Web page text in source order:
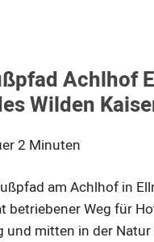
Achlhof
Wilden
2 Minuten
am Achlhof in
betriebener Weg für
und mitten in der Natur